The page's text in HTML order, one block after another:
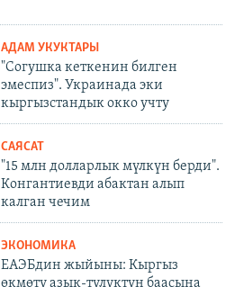
АДАМ УКУКТАРЫ
"Согушка кеткенин билген
эмеспиз". Украинада эки
кыргызстандык окко учту
САЯСАТ
"15 млн долларлык мүлкүн берди".
Конгантиевди абактан алып
калган чечим
ЭКОНОМИКА
ЕАЭБдин жыйыны: Кыргыз
өкмөтү азык-түлүктүн баасына